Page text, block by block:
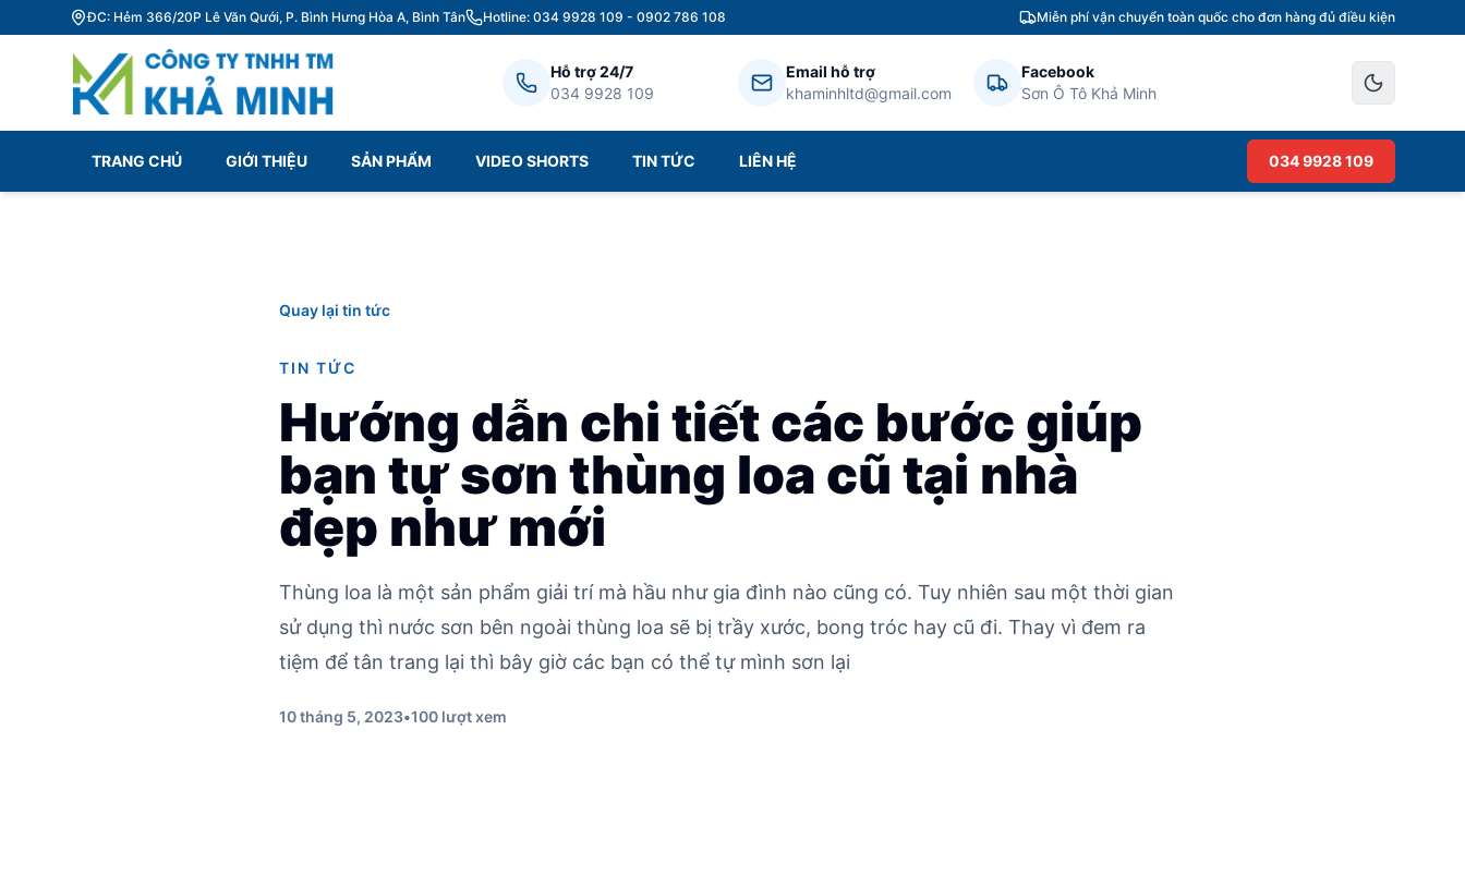
ĐC: Hẻm 366/20P Lê Văn Qưới, P. Bình Hưng Hòa A, Bình Tân Hotline: 034 9928 109 - 0902 786 108 Miễn phí vận chuyển toàn quốc cho đơn hàng đủ điều kiện
Hỗ trợ 24/7
034 9928 109
Email hỗ trợ
khaminhltd@gmail.com
Facebook
Sơn Ô Tô Khả Minh
TRANG CHỦ GIỚI THIỆU SẢN PHẨM VIDEO SHORTS TIN TỨC LIÊN HỆ 034 9928 109
Quay lại tin tức
TIN TỨC
Hướng dẫn chi tiết các bước giúp
bạn tự sơn thùng loa cũ tại nhà
đẹp như mới
Thùng loa là một sản phẩm giải trí mà hầu như gia đình nào cũng có. Tuy nhiên sau một thời gian
sử dụng thì nước sơn bên ngoài thùng loa sẽ bị trầy xước, bong tróc hay cũ đi. Thay vì đem ra
tiệm để tân trang lại thì bây giờ các bạn có thể tự mình sơn lại
10 tháng 5, 2023•100 lượt xem